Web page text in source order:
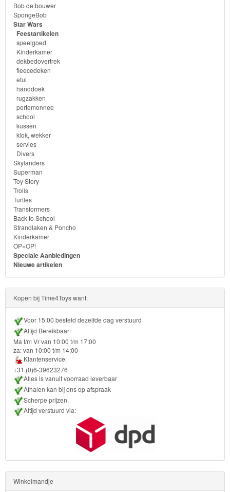
etui
handdoek
rugzakken
portemonnee
school
kussen
klok,
wekker
servies
Divers
Skylanders
Superman
Toy
Story
Trolls
Turtles
Transformers
Back
to
&
Poncho
Bob de bouwer
SpongeBob
Star Wars
Feestartikelen
speelgoed
Kinderkamer
dekbedovertrek
fleecedeken
etui
handdoek
rugzakken
portemonnee
school
kussen
klok, wekker
servies
Divers
Skylanders
Superman
Toy Story
Trolls
Turtles
Transformers
Back to School
Strandlaken & Poncho
Kinderkamer
OP=OP!
Speciale Aanbiedingen
Nieuwe artikelen
Kopen bij Time4Toys want:
Voor 15:00 besteld dezelfde dag verstuurd
Altijd Bereikbaar:
Ma t/m Vr van 10:00 t/m 17:00
za: van 10:00 t/m 14:00
Klantenservice:
+31 (0)6-39623276
Alles is vanuit voorraad leverbaar
Afhalen kan bij ons op afspraak
Scherpe prijzen.
Altijd verstuurd via:
Winkelmandje